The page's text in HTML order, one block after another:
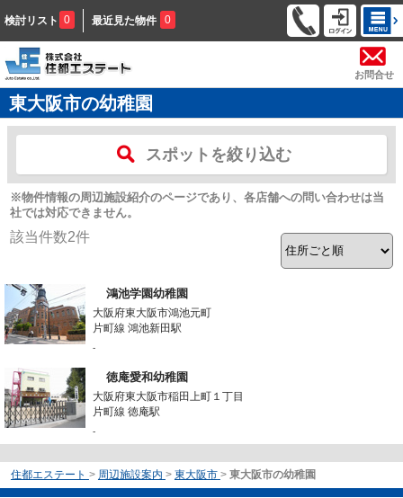
検討リスト 0 最近見た物件 0
お問合せ
東大阪市の幼稚園
スポットを絞り込む
※物件情報の周辺施設紹介のページであり、各店舗への問い合わせは当
社では対応できません。
該当件数2件
鴻池学園幼稚園
大阪府東大阪市鴻池元町
片町線 鴻池新田駅
-
徳庵愛和幼稚園
大阪府東大阪市稲田上町１丁目
片町線 徳庵駅
-
住都エステート > 周辺施設案内 > 東大阪市 > 東大阪市の幼稚園